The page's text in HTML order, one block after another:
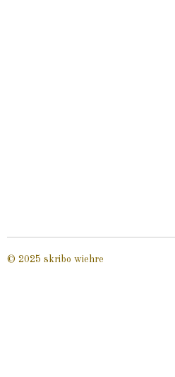
© 2025 skribo wiehre